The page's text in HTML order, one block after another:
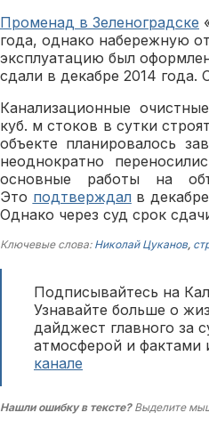
Променад в Зеленоградске
года, однако набережную
эксплуатацию был
сдали в декабре 2014 года.
Канализационные
куб. м стоков в сутки
объекте планировалось
неоднократно
основные работы на
Это подтверждал в
Однако через суд срок
Ключевые слова: Николай Цуканов,
Подписывайтесь на
Узнавайте больше о
дайджест главного за
атмосферой и фактами
канале
Нашли ошибку в тексте?Выделите